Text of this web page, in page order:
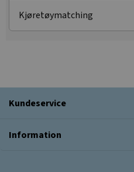
Kjøretøymatching
Kundeservice
Information